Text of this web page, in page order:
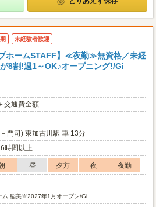
未経験者歓迎
プホームSTAFF】≪夜勤≫無資格／未経
8割!週1～OK♪オープニング!/Gi
交通費全額
門司) 東加古川駅 車 13分
時間以上
昼 夕方 夜
夜勤
ム 稲美※2027年1月オープン/Gi